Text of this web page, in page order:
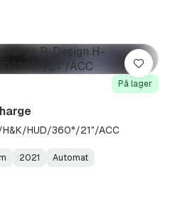
På lager
HUD/360°/21"/ACC
2021
Automat
Lagre